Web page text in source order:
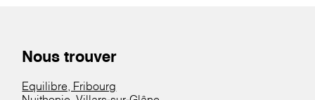
Nous trouver
Equilibre, Fribourg